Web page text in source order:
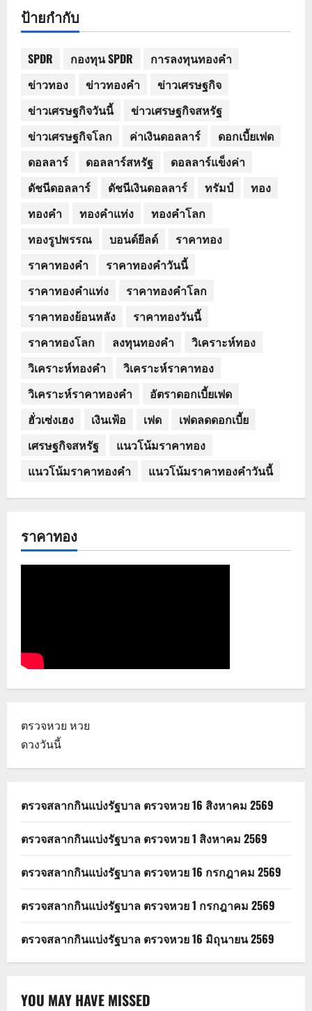
ป้ายกำกับ
SPDR กองทุน SPDR
การลงทุนทองคำ
ข่าวทอง
ข่าวทองคำ
ข่าวเศรษฐกิจ
ข่าวเศรษฐกิจวันนี้
ข่าวเศรษฐกิจสหรัฐ
ข่าวเศรษฐกิจโลก
ค่าเงินดอลลาร์
ดอกเบี้ยเฟด
ดอลลาร์
ดอลลาร์สหรัฐ
ดอลลาร์แข็งค่า
ดัชนีดอลลาร์
ดัชนีเงินดอลลาร์ ทรัมป์
ทอง
ทองคำ
ทองคำแท่ง
ทองคำโลก
ทองรูปพรรณ
บอนด์ยีลด์
ราคาทอง
ราคาทองคำ
ราคาทองคำวันนี้
ราคาทองคำแท่ง
ราคาทองคำโลก
ราคาทองย้อนหลัง
ราคาทองวันนี้
ราคาทองโลก
ลงทุนทองคำ
วิเคราะห์ทอง
วิเคราะห์ทองคำ
วิเคราะห์ราคาทอง
วิเคราะห์ราคาทองคำ
อัตราดอกเบี้ยเฟด
ฮั่วเซ่งเฮง
เงินเฟ้อ เฟด
เฟดลดดอกเบี้ย
เศรษฐกิจสหรัฐ
แนวโน้มราคาทอง
แนวโน้มราคาทองคำ
แนวโน้มราคาทองคำวันนี้
ราคาทอง
ตรวจหวย หวย
ดวงวันนี้
ตรวจสลากกินแบ่งรัฐบาล ตรวจหวย 16 สิงหาคม 2569
ตรวจสลากกินแบ่งรัฐบาล ตรวจหวย 1 สิงหาคม 2569
ตรวจสลากกินแบ่งรัฐบาล ตรวจหวย 16 กรกฎาคม 2569
ตรวจสลากกินแบ่งรัฐบาล ตรวจหวย 1 กรกฎาคม 2569
ตรวจสลากกินแบ่งรัฐบาล ตรวจหวย 16 มิถุนายน 2569
YOU MAY HAVE MISSED